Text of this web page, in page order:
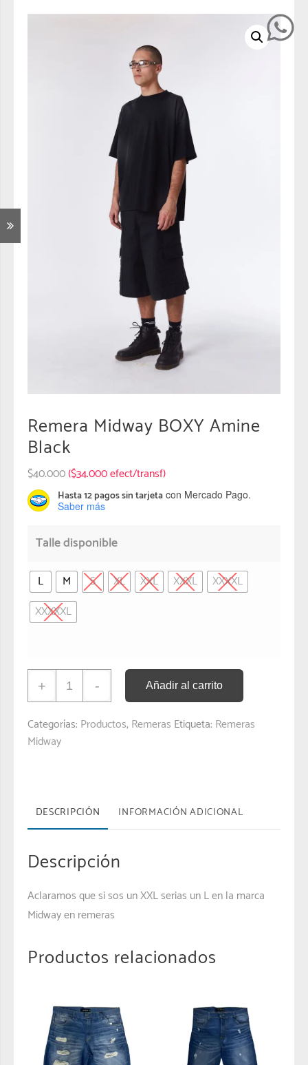
Remera Midway BOXY Amine
Black
$40.000($34.000 efect/transf)
Hasta 12 pagos sin tarjeta con Mercado Pago.
Saber más
Talle disponible
L M S XL XXL XXXL
XXXXL
XXXXXL
+ - Añadir al carrito
Categorías: Productos,Remeras Etiqueta: Remeras
Midway
DESCRIPCIÓN INFORMACIÓN ADICIONAL
Descripción
Aclaramos que si sos un XXL serias un L en la marca
Midway en remeras
Productos relacionados